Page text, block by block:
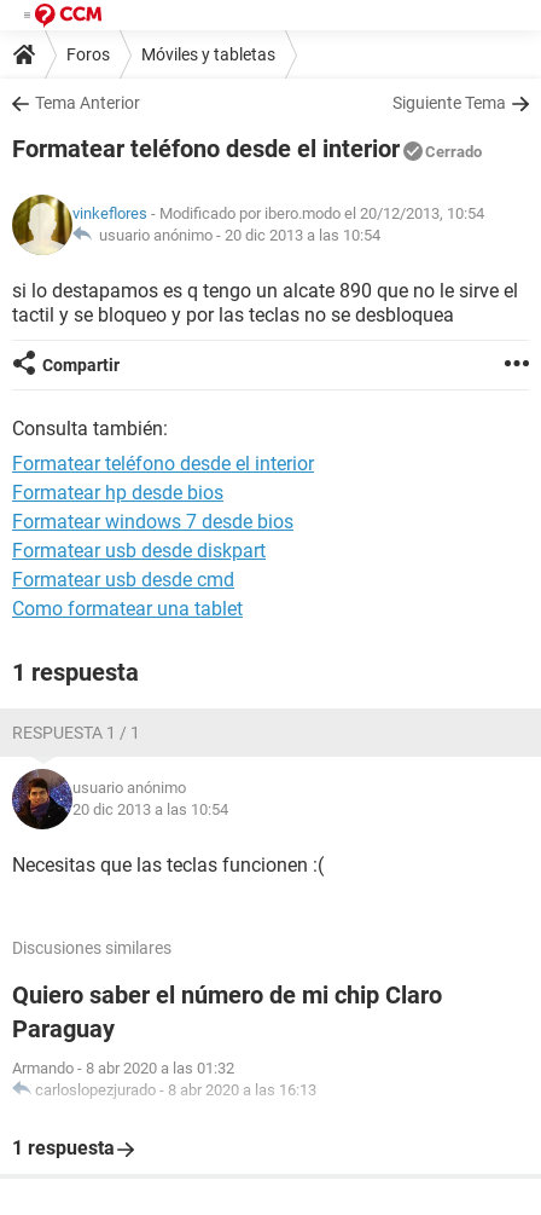
Foros Móviles y tabletas
Tema Anterior Siguiente Tema
Formatear teléfono desde el interior Cerrado
vinkeflores - Modificado por ibero.modo el 20/12/2013, 10:54
usuario anónimo - 20 dic 2013 a las 10:54
si lo destapamos es q tengo un alcate 890 que no le sirve el
tactil y se bloqueo y por las teclas no se desbloquea
Compartir
Consulta también:
Formatear teléfono desde el interior
Formatear hp desde bios
Formatear windows 7 desde bios
Formatear usb desde diskpart
Formatear usb desde cmd
Como formatear una tablet
1 respuesta
RESPUESTA 1 / 1
usuario anónimo
20 dic 2013 a las 10:54
Necesitas que las teclas funcionen :(
Discusiones similares
Quiero saber el número de mi chip Claro
Paraguay
Armando - 8 abr 2020 a las 01:32
carloslopezjurado - 8 abr 2020 a las 16:13
1 respuesta